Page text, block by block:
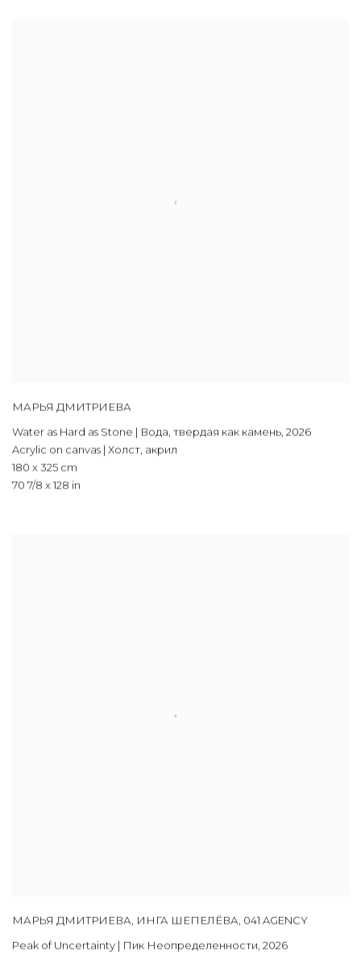
МАРЬЯ ДМИТРИЕВА
Water as Hard as Stone | Вода, твердая как камень, 2026
Acrylic on canvas | Холст, акрил
180 x 325 cm
70 7/8 x 128 in
МАРЬЯ ДМИТРИЕВА, ИНГА ШЕПЕЛЁВА, 041 AGENCY
Peak of Uncertainty | Пик Неопределенности, 2026